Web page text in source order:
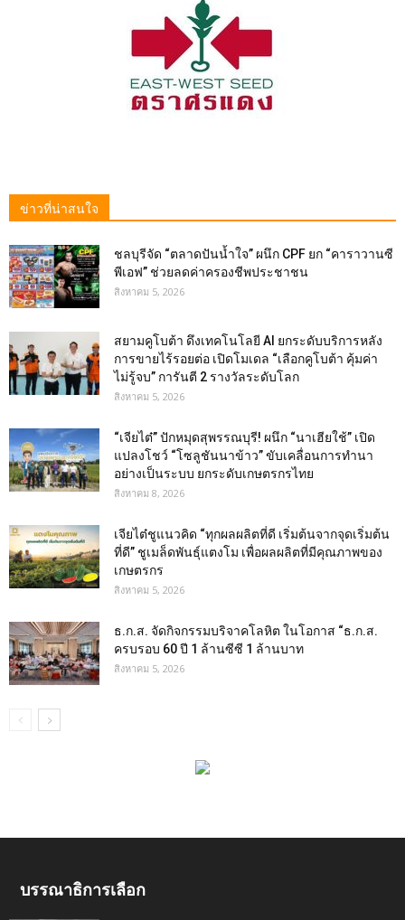
ข่าวที่น่าสนใจ
ชลบุรีจัด “ตลาดปันน้ำใจ” ผนึก CPF ยก “คาราวานซี
พีเอฟ” ช่วยลดค่าครองชีพประชาชน
สิงหาคม 5, 2026
สยามคูโบต้า ดึงเทคโนโลยี AI ยกระดับบริการหลัง
การขายไร้รอยต่อ เปิดโมเดล “เลือกคูโบต้า คุ้มค่า
ไม่รู้จบ” การันตี 2 รางวัลระดับโลก
สิงหาคม 5, 2026
“เจียไต๋” ปักหมุดสุพรรณบุรี! ผนึก “นาเฮียใช้” เปิด
แปลงโชว์ “โซลูชันนาข้าว” ขับเคลื่อนการทำนา
อย่างเป็นระบบ ยกระดับเกษตรกรไทย
สิงหาคม 8, 2026
เจียไต๋ชูแนวคิด “ทุกผลผลิตที่ดี เริ่มต้นจากจุดเริ่มต้น
ที่ดี” ชูเมล็ดพันธุ์แตงโม เพื่อผลผลิตที่มีคุณภาพของ
เกษตรกร
สิงหาคม 5, 2026
ธ.ก.ส. จัดกิจกรรมบริจาคโลหิต ในโอกาส “ธ.ก.ส.
ครบรอบ 60 ปี 1 ล้านซีซี 1 ล้านบาท
สิงหาคม 5, 2026
บรรณาธิการเลือก